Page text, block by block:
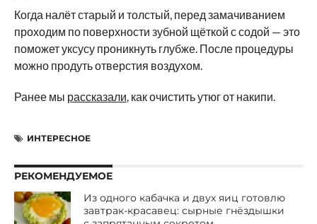
Когда налёт старый и толстый, перед замачиванием
проходим по поверхности зубной щёткой с содой — это
поможет уксусу проникнуть глубже. После процедуры
можно продуть отверстия воздухом.
Ранее мы рассказали , как очистить утюг от накипи.
ИНТЕРЕСНОЕ
РЕКОМЕНДУЕМОЕ
Из одного кабачка и двух яиц готовлю
завтрак-красавец: сырные гнёздышки